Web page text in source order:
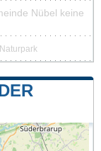
Nübel keine